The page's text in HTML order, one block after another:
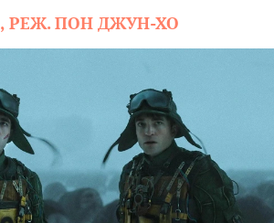
РЕЖ. ПОН ДЖУН-ХО